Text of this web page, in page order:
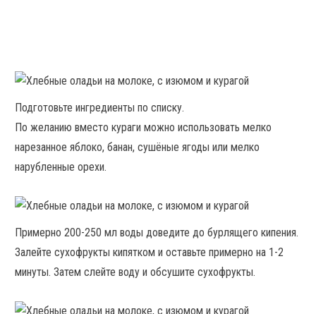
Подготовьте ингредиенты по списку.
По желанию вместо кураги можно использовать мелко
нарезанное яблоко, банан, сушёные ягоды или мелко
нарубленные орехи.
Примерно 200-250 мл воды доведите до бурлящего кипения.
Залейте сухофрукты кипятком и оставьте примерно на 1-2
минуты. Затем слейте воду и обсушите сухофрукты.